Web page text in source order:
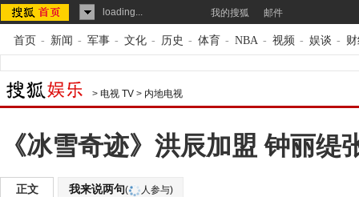
loading... 我的搜狐 邮件
首页 - 新闻 - 军事 - 文化 - 历史 - 体育 - NBA - 视频 - 娱谈 -
> 电视 TV > 内地电视
《冰雪奇迹》洪辰加盟 钟丽缇
正文 我来说两句( 人参与)